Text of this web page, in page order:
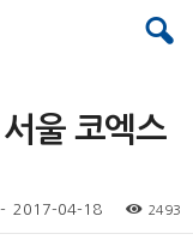
울 코엑스
- 2017-04-18 2493